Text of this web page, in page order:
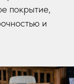
покрытие,
и